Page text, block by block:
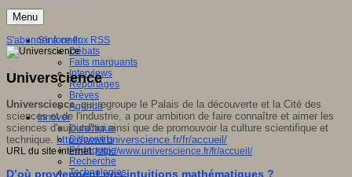
Menu
S'informer
Débats
Faits marquants
Interviews
Reportages
Brèves
Agenda
Innover
Didactique
Dispositifs
Pédagogie
Recherche
Technologies
S'abonner à ce flux RSS
Universcience
Universcience, qui regroupe le Palais de la découverte et la Cité des
sciences et de l'industrie, a pour ambition de faire connaître et aimer les
sciences d'aujourd'hui ainsi que de promouvoir la culture scientifique et
technique.
http://www.universcience.fr/fr/accueil/
URL du site internet:http://www.universcience.fr/fr/accueil/
D’où proviennent nos intuitions mathématiques ?